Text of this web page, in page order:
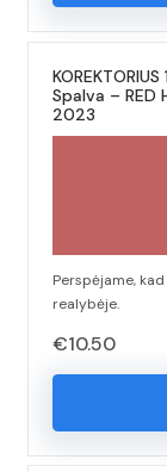
Spalva – RED
2023
Perspėjame,
realybėje.
€10.50